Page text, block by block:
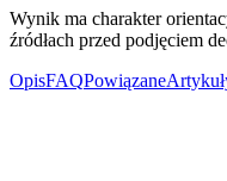
Wynik ma charakter
źródłach przed podjęciem
OpisFAQPowiązane